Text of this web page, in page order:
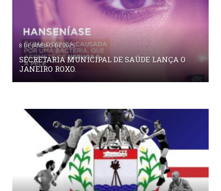
8 DE JANEIRO DE 2025
SECRETARIA MUNICIPAL DE SAÚDE LANÇA O
JANEIRO ROXO.